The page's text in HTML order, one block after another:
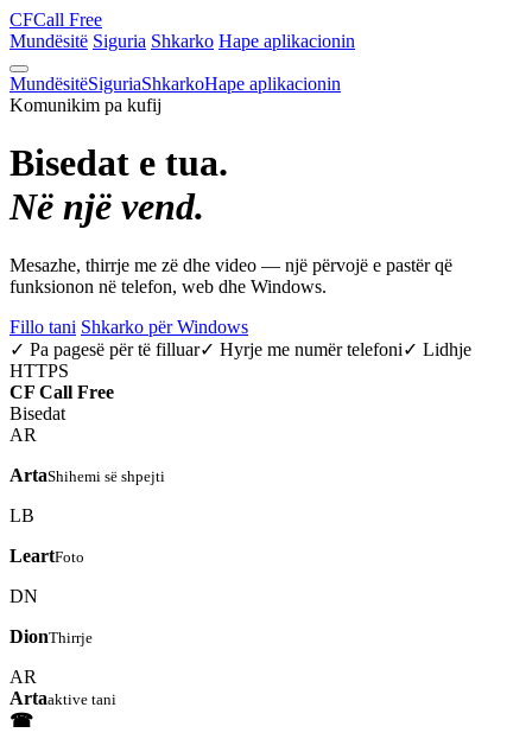
CFCall Free
Mundësitë Siguria Shkarko Hape aplikacionin
MundësitëSiguriaShkarkoHape aplikacionin
Komunikim pa kufij
Bisedat e tua.
Në një vend.
Mesazhe, thirrje me zë dhe video — një përvojë e pastër që
funksionon në telefon, web dhe Windows.
Fillo tani Shkarko për Windows
✓ Pa pagesë për të filluar✓ Hyrje me numër telefoni✓ Lidhje
HTTPS
CF Call Free
Bisedat
AR
ArtaShihemi së shpejti
LB
LeartFoto
DN
DionThirrje
AR
Artaaktive tani
☎